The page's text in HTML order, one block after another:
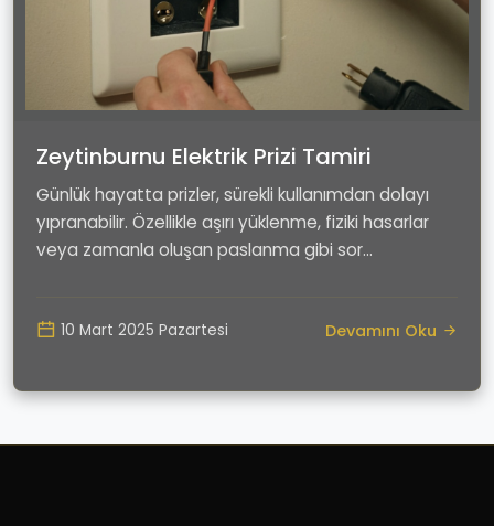
Zeytinburnu Elektrik Prizi Tamiri
Günlük hayatta prizler, sürekli kullanımdan dolayı
yıpranabilir. Özellikle aşırı yüklenme, fiziki hasarlar
veya zamanla oluşan paslanma gibi sor...
10 Mart 2025 Pazartesi Devamını Oku